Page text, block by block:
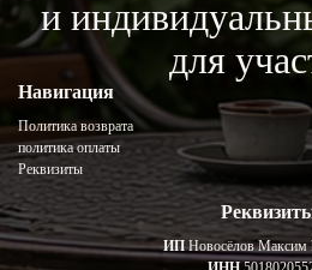
и
для
Навигация
Политика возврата
политика оплаты
Реквизиты
ИПНовосёлов Максим